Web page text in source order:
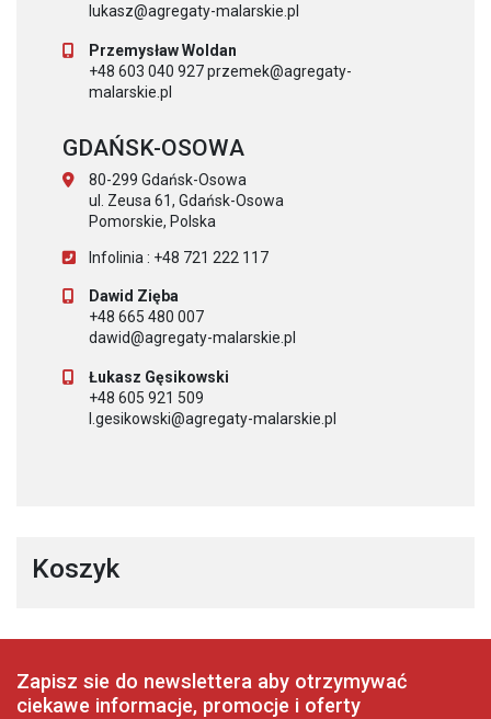
lukasz@agregaty-malarskie.pl
Przemysław Woldan
+48 603 040 927 przemek@agregaty-
malarskie.pl
GDAŃSK-OSOWA
80-299 Gdańsk-Osowa
ul. Zeusa 61, Gdańsk-Osowa
Pomorskie, Polska
Infolinia : +48 721 222 117
Dawid Zięba
+48 665 480 007
dawid@agregaty-malarskie.pl
Łukasz Gęsikowski
+48 605 921 509
l.gesikowski@agregaty-malarskie.pl
Koszyk
Zapisz sie do newslettera aby otrzymywać
ciekawe informacje, promocje i oferty